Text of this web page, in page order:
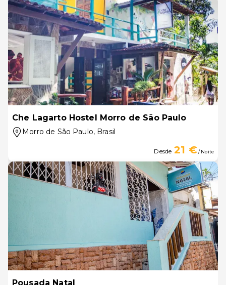
Che Lagarto Hostel Morro de São Paulo
Morro de São Paulo, Brasil
Desde 21 €/ Noite
Pousada Natal